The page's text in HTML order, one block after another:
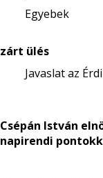
Egyebek
zárt ülés
Javaslat az
Csépán István
napirendi